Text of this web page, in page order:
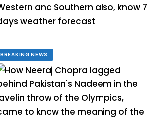
BREAKING NEWS